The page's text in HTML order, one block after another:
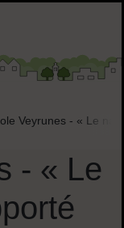
- « Le
Veyrunes - « Le